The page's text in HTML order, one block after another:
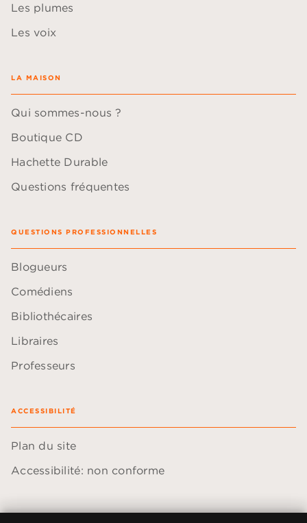
Les plumes
Les voix
LA MAISON
Qui sommes-nous ?
Boutique CD
Hachette Durable
Questions fréquentes
QUESTIONS PROFESSIONNELLES
Blogueurs
Comédiens
Bibliothécaires
Libraires
Professeurs
ACCESSIBILITÉ
Plan du site
Accessibilité: non conforme